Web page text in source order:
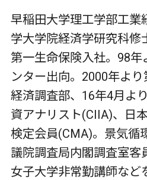
早稲田大学理工学部工業
学大学院経済学研究科修
第一生命保険入社。98年
ンター出向。2000年よ
経済調査部、16年4月よ
資アナリスト(CIIA)、日
検定会員(CMA)。景気循
議院調査局内閣調査室客
女子大学非常勤講師など